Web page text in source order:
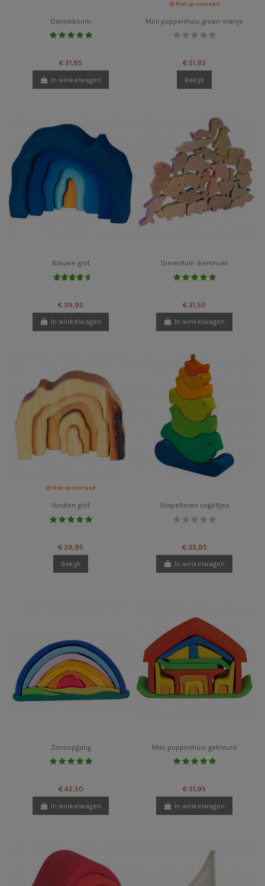
Denneboom
€ 21,95
In winkelwagen
Niet op voorraad
Mini poppenhuis groen-oranje
€ 51,95
Bekijk
Blauwe grot
€ 39,95
In winkelwagen
Dierentuin dierenset
€ 31,50
In winkelwagen
Niet op voorraad
Houten grot
€ 39,95
Bekijk
Stapeltoren vogeltjes
€ 35,95
In winkelwagen
Zonsopgang
€ 42,50
In winkelwagen
Mini poppenhuis gekleurd
€ 51,95
In winkelwagen